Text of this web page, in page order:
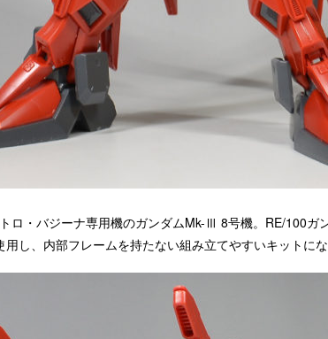
ロ・バジーナ専用機のガンダムMk-Ⅲ 8号機。RE/100ガ
し、内部フレームを持たない組み立てやすいキットにな